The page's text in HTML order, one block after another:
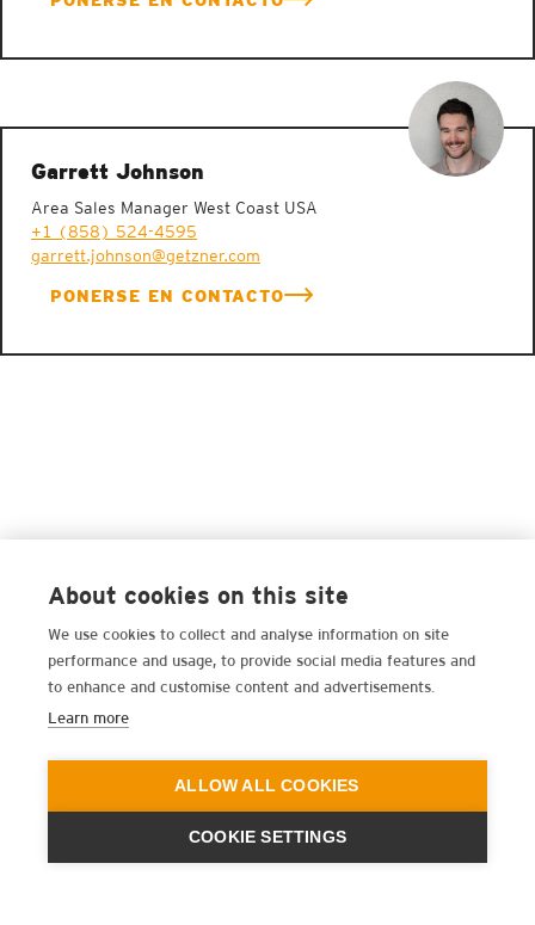
Garrett Johnson
Area Sales Manager West Coast USA
+1 (858) 524-4595
garrett.johnson@getzner.com
PONERSE EN CONTACTO
About cookies on this site
We use cookies to collect and analyse information on site
performance and usage, to provide social media features and
to enhance and customise content and advertisements.
Learn more
ALLOW ALL COOKIES
COOKIE SETTINGS